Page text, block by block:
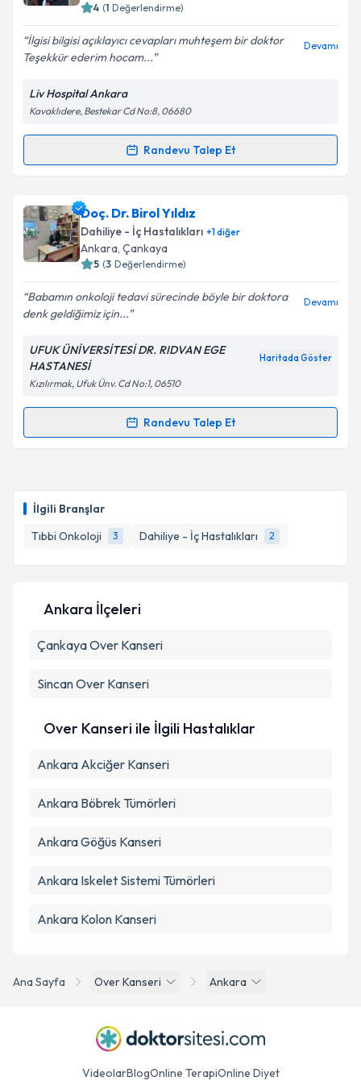
İlgili Branşlar
Tıbbi Onkoloji
3 Dahiliye - İç Hastalıkları 2
4 (1 Değerlendirme)
İlgisi bilgisi açıklayıcı cevapları muhteşem bir doktor
Teşekkür ederim hocam...
Devamı
Liv Hospital Ankara
Kavaklıdere, Bestekar Cd No:8, 06680
Randevu Talep Et
Randevu Takvimi Talebi
Prof. Dr. Sadık Muallaoğlu
talebi oluşturun. Size bu uzmandan randevu almanız
için bir takvim hazırlandığında e-posta ile
bilgilendireceğiz.
E-posta Adresiniz
Kişisel verilerimin işlenmesine ilişkin
Metni'ni okudum ve kişisel verilerimin belirtilen
kapsamda işlenmesini kabul ediyorum.
Doç. Dr. Birol Yıldız
Dahiliye - İç Hastalıkları +1diğer
Ankara, Çankaya
5 (3 Değerlendirme)
Babamın onkoloji tedavi sürecinde böyle bir doktora
denk geldiğimiz için...
Devamı
UFUK ÜNİVERSİTESİ DR. RIDVAN EGE
HASTANESİ
Haritada Göster
Kızılırmak, Ufuk Ünv. Cd No:1, 06510
Randevu Talep Et
Randevu Takvimi Talebi
takvim hazırlandığında e-posta ile bilgilendireceğiz.
E-posta Adresiniz
Metni'ni okudum ve kişisel verilerimin belirtilen
Ana Sayfa Over Kanseri Ankara
Ankara İlçeleri
ÇankayaOver Kanseri
SincanOver Kanseri
Over Kanseri ile İlgili Hastalıklar
Ankara Akciğer Kanseri
Ankara Böbrek Tümörleri
Ankara Göğüs Kanseri
Ankara Iskelet Sistemi Tümörleri
Ankara Kolon Kanseri
VideolarBlogOnline TerapiOnline Diyet